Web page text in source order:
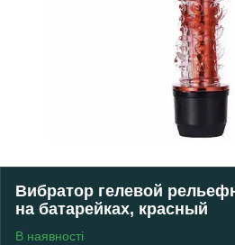
Вибратор гелевой
на батарейках, красный
В наявності